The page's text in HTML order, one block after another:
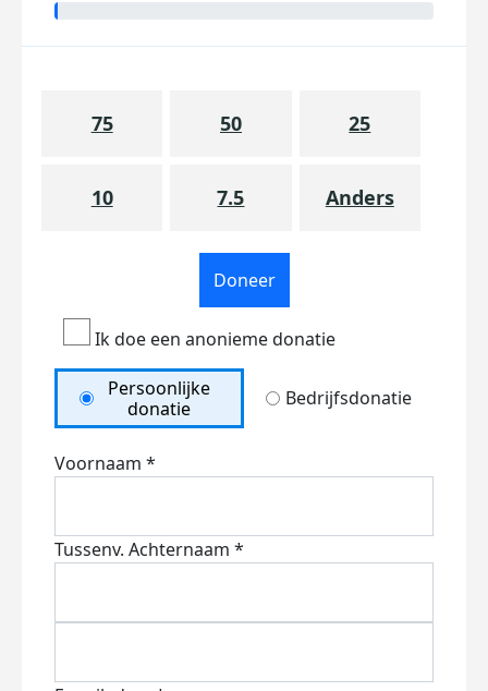
75 50 25
10 7.5 Anders
Doneer
Ik doe een anonieme donatie
Persoonlijke
donatie
Bedrijfsdonatie
Voornaam *
Tussenv. Achternaam *